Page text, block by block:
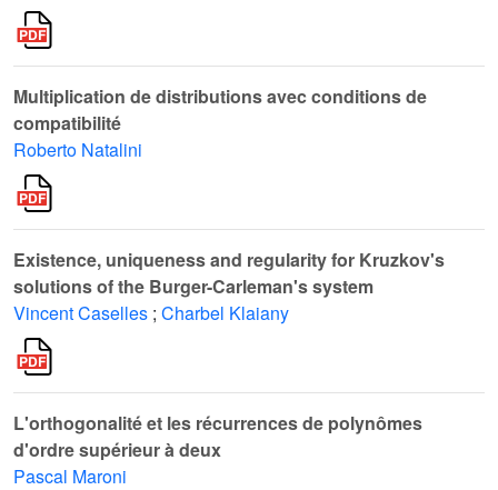
Multiplication de distributions avec conditions de
compatibilité
Roberto Natalini
Existence, uniqueness and regularity for Kruzkov's
solutions of the Burger-Carleman's system
Vincent Caselles ; Charbel Klaiany
L'orthogonalité et les récurrences de polynômes
d'ordre supérieur à deux
Pascal Maroni